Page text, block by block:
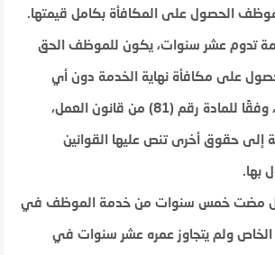
الحصول على المكافأة بكامل قيمتها.
تدوم عشر سنوات، يكون للموظف الحق
على مكافأة نهاية الخدمة دون أي
انقصان، وفقًا للمادة رقم (81) من قانون العمل،
إلى حقوق أخرى تنص عليها القوانين
بها.
مضت خمس سنوات من خدمة الموظف في
الخاص ولم يتجاوز عمره عشر سنوات في